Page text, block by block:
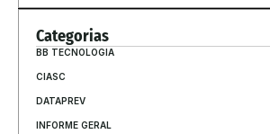
Categorias
BB TECNOLOGIA
CIASC
DATAPREV
INFORME GERAL